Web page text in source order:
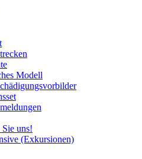
Modell
uns!
(Exkursionen)